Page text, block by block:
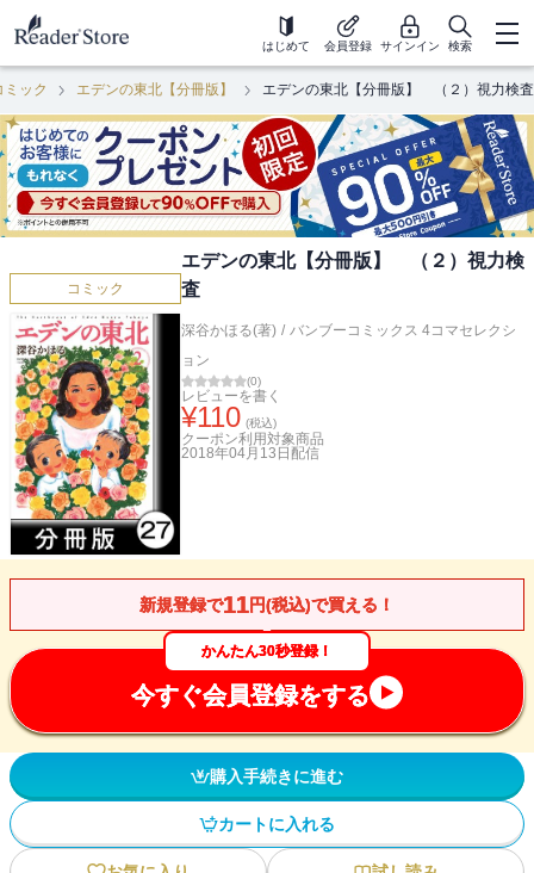
はじめて 会員登録 サインイン 検索
ミック エデンの東北【分冊版】 エデンの東北【分冊版】 （２）視力検査
コミック
エデンの東北【分冊版】 （２）視力検
査
深谷かほる(著) / バンブーコミックス 4コマセレクシ
ョン
(0)
レビューを書く
¥110 (税込)
クーポン利用対象商品
2018年04月13日 配信
新規登録で11円(税込)で買える！
かんたん30秒登録！
今すぐ会員登録をする
購入手続きに進む
カートに入れる